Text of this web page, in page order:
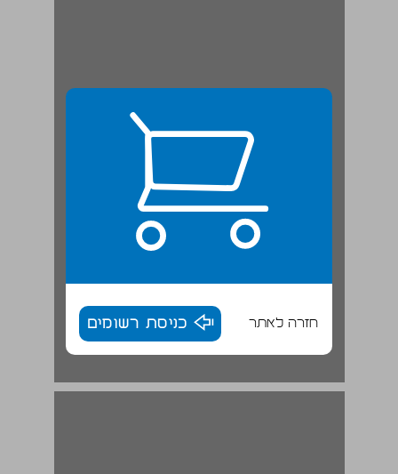
חזרה לאתר כניסת רשומים